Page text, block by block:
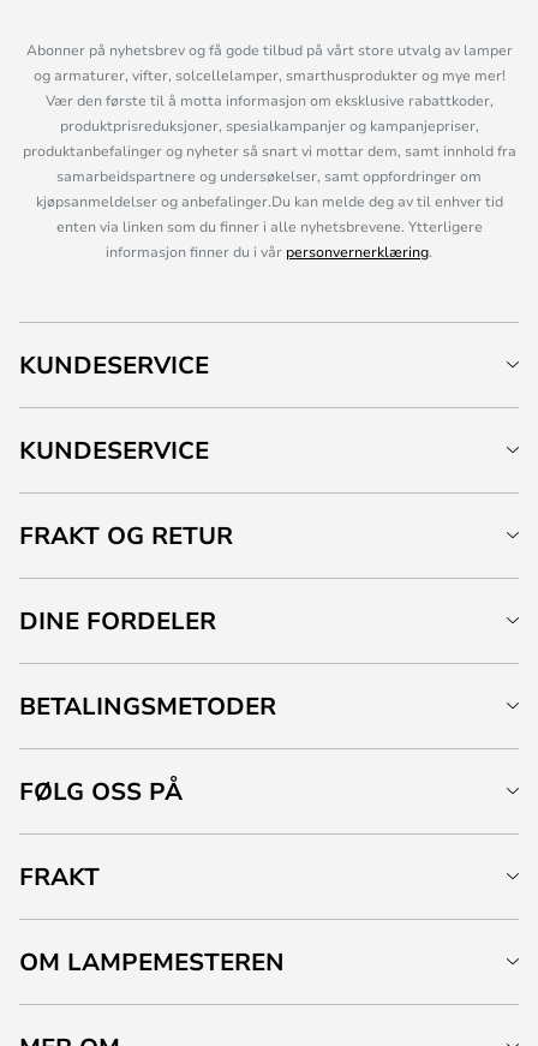
Abonner på nyhetsbrev og få gode tilbud på vårt store utvalg av lamper
og armaturer, vifter, solcellelamper, smarthusprodukter og mye mer!
Vær den første til å motta informasjon om eksklusive rabattkoder,
produktprisreduksjoner, spesialkampanjer og kampanjepriser,
produktanbefalinger og nyheter så snart vi mottar dem, samt innhold fra
samarbeidspartnere og undersøkelser, samt oppfordringer om
kjøpsanmeldelser og anbefalinger.Du kan melde deg av til enhver tid
enten via linken som du finner i alle nyhetsbrevene. Ytterligere
informasjon finner du i vår personvernerklæring.
KUNDESERVICE
KUNDESERVICE
FRAKT OG RETUR
DINE FORDELER
BETALINGSMETODER
FØLG OSS PÅ
FRAKT
OM LAMPEMESTEREN